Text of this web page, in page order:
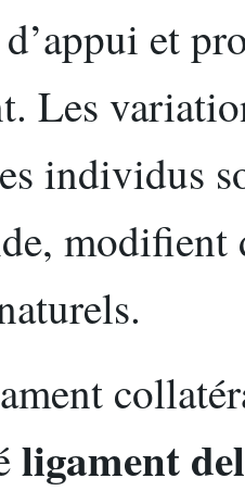
et
Les
individus
modifient
ligament